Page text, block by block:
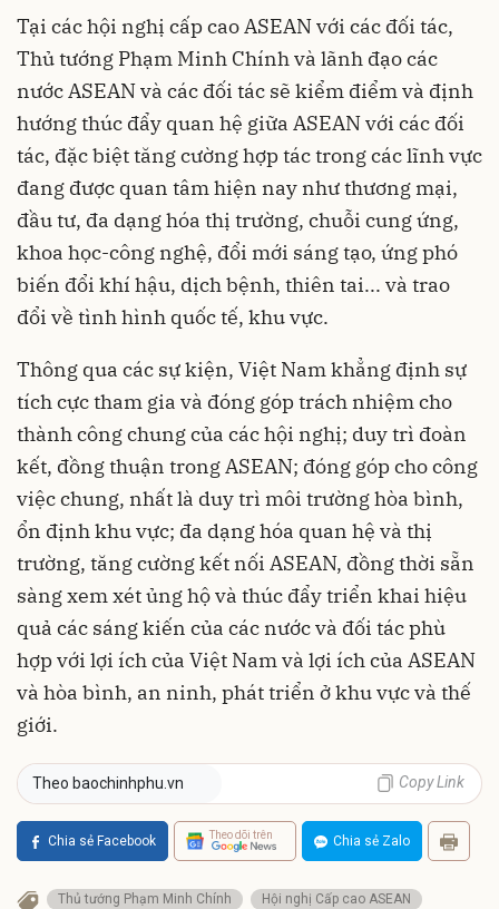
Tại các hội nghị cấp cao ASEAN với các đối tác,
Thủ tướng Phạm Minh Chính và lãnh đạo các
nước ASEAN và các đối tác sẽ kiểm điểm và định
hướng thúc đẩy quan hệ giữa ASEAN với các đối
tác, đặc biệt tăng cường hợp tác trong các lĩnh vực
đang được quan tâm hiện nay như thương mại,
đầu tư, đa dạng hóa thị trường, chuỗi cung ứng,
khoa học-công nghệ, đổi mới sáng tạo, ứng phó
biến đổi khí hậu, dịch bệnh, thiên tai... và trao
đổi về tình hình quốc tế, khu vực.
Thông qua các sự kiện, Việt Nam khẳng định sự
tích cực tham gia và đóng góp trách nhiệm cho
thành công chung của các hội nghị; duy trì đoàn
kết, đồng thuận trong ASEAN; đóng góp cho công
việc chung, nhất là duy trì môi trường hòa bình,
ổn định khu vực; đa dạng hóa quan hệ và thị
trường, tăng cường kết nối ASEAN, đồng thời sẵn
sàng xem xét ủng hộ và thúc đẩy triển khai hiệu
quả các sáng kiến của các nước và đối tác phù
hợp với lợi ích của Việt Nam và lợi ích của ASEAN
và hòa bình, an ninh, phát triển ở khu vực và thế
giới.
Theo baochinhphu.vn Copy Link
Chia sẻ Facebook Theo dõi trên Chia sẻ Zalo
Thủ tướng Phạm Minh Chính Hội nghị Cấp cao ASEAN